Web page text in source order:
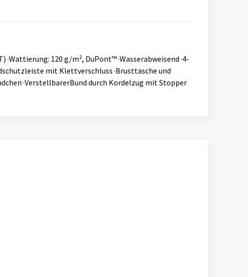
120 g/m², DuPont™ ·Wasserabweisend ·4-
mit Klettverschluss ·Brusttasche und
·VerstellbarerBund durch Kordelzug mit Stopper